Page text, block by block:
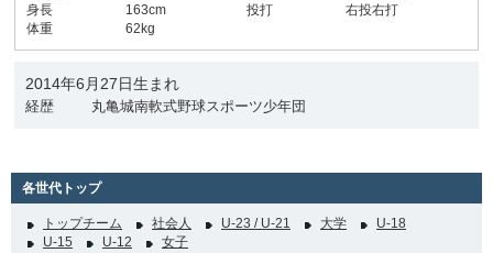
身長
163cm 投打
右投右打
体重
62kg
2014年6月27日生まれ
経歴 丸亀城南軟式野球スポーツ少年団
各世代トップ
トップチーム 社会人 U-23 / U-21 大学
U-18
U-15
U-12 女子